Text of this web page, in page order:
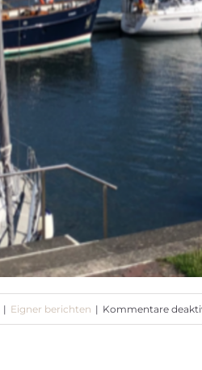
| Eigner berichten | Kommentare